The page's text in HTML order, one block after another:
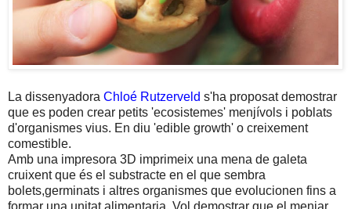
La dissenyadora Chloé Rutzerveld s'ha proposat demostrar
que es poden crear petits 'ecosistemes' menjívols i poblats
d'organismes vius. En diu 'edible growth' o creixement
comestible.
Amb una impresora 3D imprimeix una mena de galeta
cruixent que és el substracte en el que sembra
bolets,germinats i altres organismes que evolucionen fins a